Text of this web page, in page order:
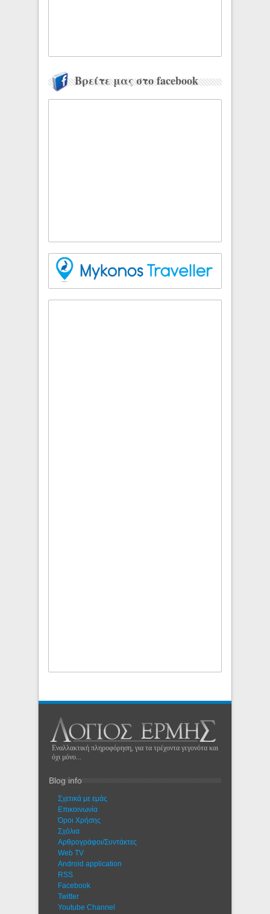
Βρείτε μας στο facebook
Εναλλακτική πληροφόρηση, για τα τρέχοντα γεγονότα και
όχι μόνο...
Blog info
Σχετικά με εμάς
Eπικοινωνία
Όροι Χρήσης
Σχόλια
Αρθρογράφοι/Συντάκτες
Web TV
Android application
RSS
Facebook
Twitter
Youtube Channel